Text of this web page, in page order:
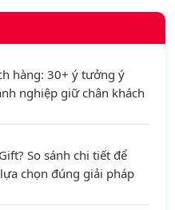
hàng: 30+ ý tưởng ý
nghiệp giữ chân khách
So sánh chi tiết để
chọn đúng giải pháp